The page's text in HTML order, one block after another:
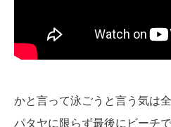
かと言って泳ごうと言う気は
パタヤに限らず最後にビーチ